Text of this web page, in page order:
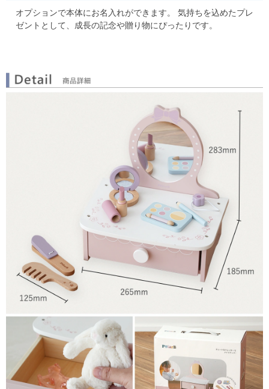
オプションで本体にお名入れができます。
気持ちを込めたプレ
ゼントとして、成長の記念や贈り物にぴったりです。